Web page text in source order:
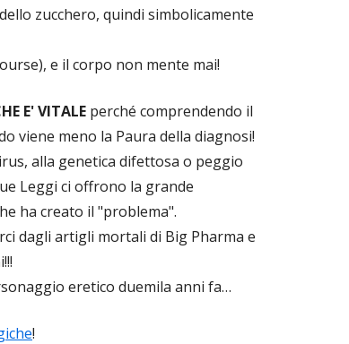
zucchero, quindi simbolicamente
e il corpo non mente mai!
E' VITALE perché comprendendo il
viene meno la Paura della diagnosi!
alla genetica difettosa o peggio
Leggi ci offrono la grande
ha creato il "problema".
dagli artigli mortali di Big Pharma e
eretico duemila anni fa…
!